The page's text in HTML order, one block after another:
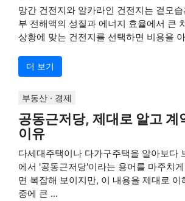
망간 건전지와 알카라인 건전지는 겉모
부 전해액의 성질과 에너지 효율에서 큰
상황에 맞는 건전지를 선택하면 비용을
더 보기
부동산 · 경제
공동근저당, 제대로 알고 계
이유
다세대주택이나 다가구주택을 알아보다
에서 '공동근저당'이라는 용어를 마주치
면 복잡해 보이지만, 이 내용을 제대로
중에 큰 ...